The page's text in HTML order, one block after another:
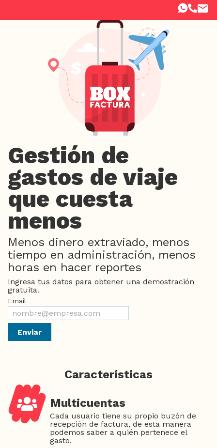
Gestión de
gastos de viaje
que cuesta
menos
Menos dinero extraviado, menos
tiempo en administración, menos
horas en hacer reportes
Ingresa tus datos para obtener una demostración
gratuita.
Email
Enviar
Características
Multicuentas
Cada usuario tiene su propio buzón de
recepción de factura, de esta manera
podemos saber a quién pertenece el
gasto.